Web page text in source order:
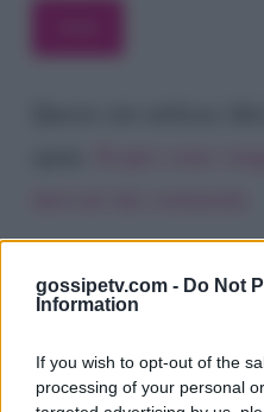
gossipetv.com - Do Not
Information
If you wish to opt-out of the
processing of your personal